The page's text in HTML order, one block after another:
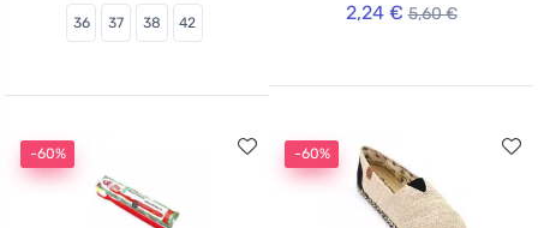
36 37 38 42 2,24 € 5,60 €
-60% -60%